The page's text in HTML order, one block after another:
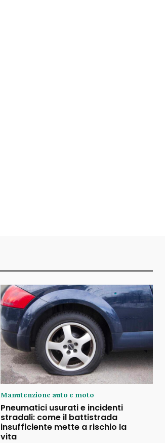
Manutenzione auto e moto
Pneumatici usurati e incidenti
stradali: come il battistrada
insufficiente mette a rischio la
vita